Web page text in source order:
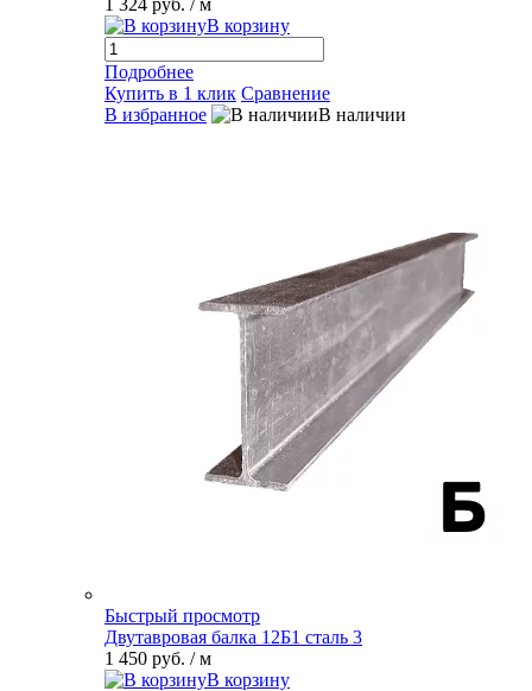
1 324 руб. / м
В корзину
Подробнее
Купить в 1 клик Сравнение
В избранное
В наличии
Быстрый просмотр
Двутавровая балка 12Б1 сталь 3
1 450 руб. / м
В корзину